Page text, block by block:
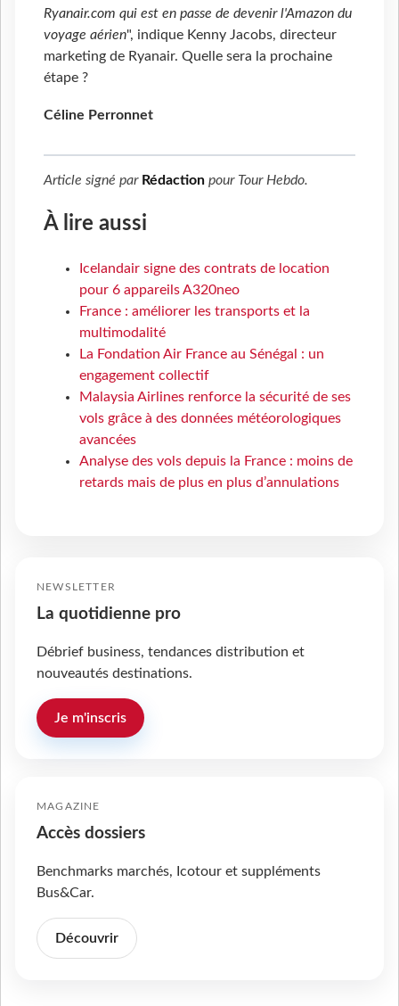
Ryanair.com qui est en passe de devenir l'Amazon du
voyage aérien", indique Kenny Jacobs, directeur
marketing de Ryanair. Quelle sera la prochaine
étape ?
Céline Perronnet
Article signé par Rédaction pour Tour Hebdo.
À lire aussi
Icelandair signe des contrats de location
pour 6 appareils A320neo
France : améliorer les transports et la
multimodalité
La Fondation Air France au Sénégal : un
engagement collectif
Malaysia Airlines renforce la sécurité de ses
vols grâce à des données météorologiques
avancées
Analyse des vols depuis la France : moins de
retards mais de plus en plus d’annulations
NEWSLETTER
La quotidienne pro
Débrief business, tendances distribution et
nouveautés destinations.
Je m'inscris
MAGAZINE
Accès dossiers
Benchmarks marchés, Icotour et suppléments
Bus&Car.
Découvrir